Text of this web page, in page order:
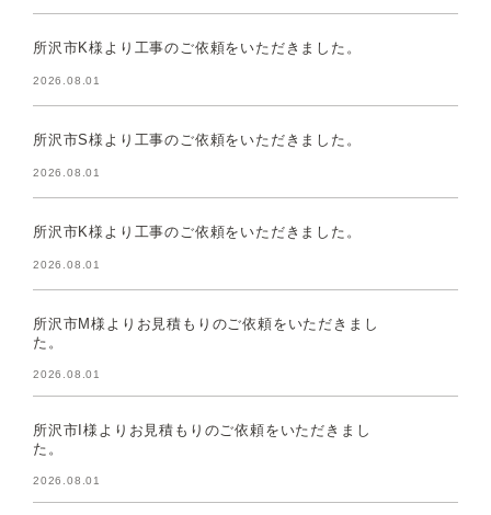
所沢市K様より工事のご依頼をいただきました。
2026.08.01
所沢市S様より工事のご依頼をいただきました。
2026.08.01
所沢市K様より工事のご依頼をいただきました。
2026.08.01
所沢市M様よりお見積もりのご依頼をいただきまし
た。
2026.08.01
所沢市I様よりお見積もりのご依頼をいただきまし
た。
2026.08.01